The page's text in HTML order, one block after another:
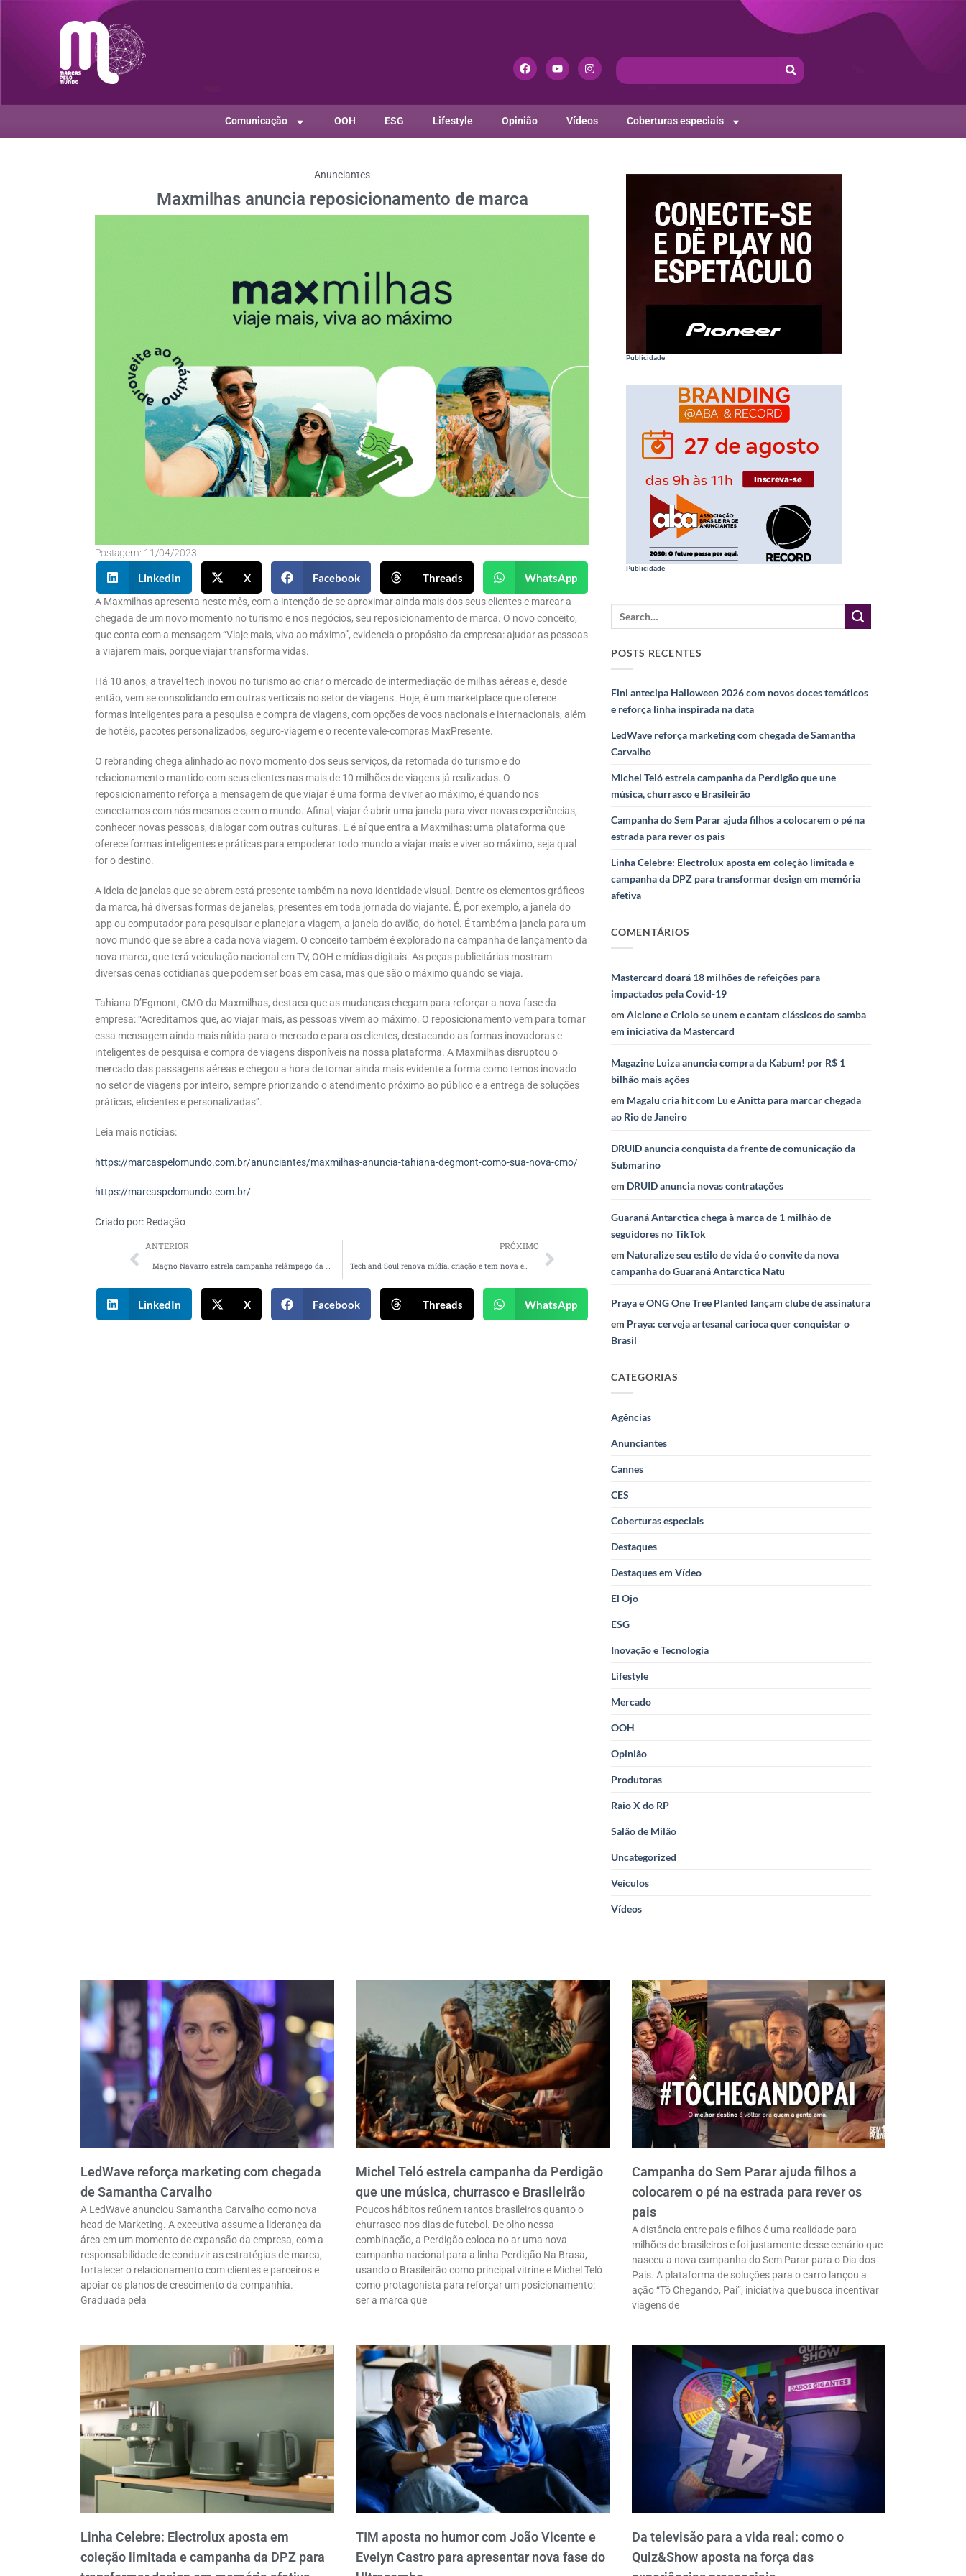
Comunicação OOH ESG Lifestyle Opinião Vídeos Coberturas especiais
Anunciantes
Maxmilhas anuncia reposicionamento de marca
Postagem: 11/04/2023
LinkedIn X Facebook Threads WhatsApp
A Maxmilhas apresenta neste mês, com a intenção de se aproximar ainda mais dos seus clientes e marcar a
chegada de um novo momento no turismo e nos negócios, seu reposicionamento de marca. O novo conceito,
que conta com a mensagem “Viaje mais, viva ao máximo”, evidencia o propósito da empresa: ajudar as pessoas
a viajarem mais, porque viajar transforma vidas.
Há 10 anos, a travel tech inovou no turismo ao criar o mercado de intermediação de milhas aéreas e, desde
então, vem se consolidando em outras verticais no setor de viagens. Hoje, é um marketplace que oferece
formas inteligentes para a pesquisa e compra de viagens, com opções de voos nacionais e internacionais, além
de hotéis, pacotes personalizados, seguro-viagem e o recente vale-compras MaxPresente.
O rebranding chega alinhado ao novo momento dos seus serviços, da retomada do turismo e do
relacionamento mantido com seus clientes nas mais de 10 milhões de viagens já realizadas. O
reposicionamento reforça a mensagem de que viajar é uma forma de viver ao máximo, é quando nos
conectamos com nós mesmos e com o mundo. Afinal, viajar é abrir uma janela para viver novas experiências,
conhecer novas pessoas, dialogar com outras culturas. E é aí que entra a Maxmilhas: uma plataforma que
oferece formas inteligentes e práticas para empoderar todo mundo a viajar mais e viver ao máximo, seja qual
for o destino.
A ideia de janelas que se abrem está presente também na nova identidade visual. Dentre os elementos gráficos
da marca, há diversas formas de janelas, presentes em toda jornada do viajante. É, por exemplo, a janela do
app ou computador para pesquisar e planejar a viagem, a janela do avião, do hotel. É também a janela para um
novo mundo que se abre a cada nova viagem. O conceito também é explorado na campanha de lançamento da
nova marca, que terá veiculação nacional em TV, OOH e mídias digitais. As peças publicitárias mostram
diversas cenas cotidianas que podem ser boas em casa, mas que são o máximo quando se viaja.
Tahiana D’Egmont, CMO da Maxmilhas, destaca que as mudanças chegam para reforçar a nova fase da
empresa: “Acreditamos que, ao viajar mais, as pessoas vivem ao máximo. O reposicionamento vem para tornar
essa mensagem ainda mais nítida para o mercado e para os clientes, destacando as formas inovadoras e
inteligentes de pesquisa e compra de viagens disponíveis na nossa plataforma. A Maxmilhas disruptou o
mercado das passagens aéreas e chegou a hora de tornar ainda mais evidente a forma como temos inovado
no setor de viagens por inteiro, sempre priorizando o atendimento próximo ao público e a entrega de soluções
práticas, eficientes e personalizadas”.
Leia mais notícias:
https://marcaspelomundo.com.br/anunciantes/maxmilhas-anuncia-tahiana-degmont-como-sua-nova-cmo/
https://marcaspelomundo.com.br/
Criado por: Redação
ANTERIOR
Magno Navarro estrela campanha relâmpago da Netshoes
PRÓXIMO
Tech and Soul renova mídia, criação e tem nova estrutura para OOH
LinkedIn X Facebook Threads WhatsApp
Publicidade
Publicidade
POSTS RECENTES
Fini antecipa Halloween 2026 com novos doces temáticos
e reforça linha inspirada na data
LedWave reforça marketing com chegada de Samantha
Carvalho
Michel Teló estrela campanha da Perdigão que une
música, churrasco e Brasileirão
Campanha do Sem Parar ajuda filhos a colocarem o pé na
estrada para rever os pais
Linha Celebre: Electrolux aposta em coleção limitada e
campanha da DPZ para transformar design em memória
afetiva
COMENTÁRIOS
Mastercard doará 18 milhões de refeições para
impactados pela Covid-19
emAlcione e Criolo se unem e cantam clássicos do samba
em iniciativa da Mastercard
Magazine Luiza anuncia compra da Kabum! por R$ 1
bilhão mais ações
em Magalu cria hit com Lu e Anitta para marcar chegada
ao Rio de Janeiro
DRUID anuncia conquista da frente de comunicação da
Submarino
em DRUID anuncia novas contratações
Guaraná Antarctica chega à marca de 1 milhão de
seguidores no TikTok
em Naturalize seu estilo de vida é o convite da nova
campanha do Guaraná Antarctica Natu
Praya e ONG One Tree Planted lançam clube de assinatura
em Praya: cerveja artesanal carioca quer conquistar o
Brasil
CATEGORIAS
Agências
Anunciantes
Cannes
CES
Coberturas especiais
Destaques
Destaques em Vídeo
El Ojo
ESG
Inovação e Tecnologia
Lifestyle
Mercado
OOH
Opinião
Produtoras
Raio X do RP
Salão de Milão
Uncategorized
Veículos
Vídeos
LedWave reforça marketing com chegada
de Samantha Carvalho
A LedWave anunciou Samantha Carvalho como nova
head de Marketing. A executiva assume a liderança da
área em um momento de expansão da empresa, com a
responsabilidade de conduzir as estratégias de marca,
fortalecer o relacionamento com clientes e parceiros e
apoiar os planos de crescimento da companhia.
Graduada pela
Michel Teló estrela campanha da Perdigão
que une música, churrasco e Brasileirão
Poucos hábitos reúnem tantos brasileiros quanto o
churrasco nos dias de futebol. De olho nessa
combinação, a Perdigão coloca no ar uma nova
campanha nacional para a linha Perdigão Na Brasa,
usando o Brasileirão como principal vitrine e Michel Teló
como protagonista para reforçar um posicionamento:
ser a marca que
Campanha do Sem Parar ajuda filhos a
colocarem o pé na estrada para rever os
pais
A distância entre pais e filhos é uma realidade para
milhões de brasileiros e foi justamente desse cenário que
nasceu a nova campanha do Sem Parar para o Dia dos
Pais. A plataforma de soluções para o carro lançou a
ação “Tô Chegando, Pai”, iniciativa que busca incentivar
viagens de
Linha Celebre: Electrolux aposta em
coleção limitada e campanha da DPZ para
TIM aposta no humor com João Vicente e
Evelyn Castro para apresentar nova fase do
Da televisão para a vida real: como o
Quiz&Show aposta na força das